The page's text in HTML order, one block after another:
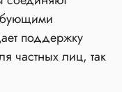
поддержку
частных лиц, так